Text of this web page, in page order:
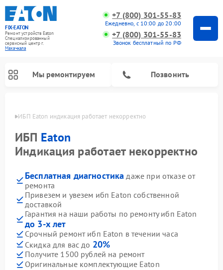
FIX-EATON
Ремонт устройств Eaton
Специализированный
cервисный центр г.
Махачкала
+7 (800) 301-55-83
Ежедневно, с 10:00 до 20:00
+7 (800) 301-55-83
Звонок бесплатный по РФ
Мы ремонтируем Позвонить
ИБП Eaton индикация работает некорректно
ИБП Eaton
Индикация работает некорректно
Бесплатная диагностика даже при отказе от
ремонта
Привезем и увезем ибп Eaton собственной
доставкой
Гарантия на наши работы по ремонту ибп Eaton
до 3-х лет
Срочный ремонт ибп Eaton в течении часа
Скидка для вас до 20%
Получите 1500 рублей на ремонт
Оригинальные комплектующие Eaton